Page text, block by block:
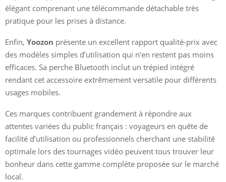
élégant comprenant une télécommande détachable très
pratique pour les prises à distance.
Enfin, Yoozon présente un excellent rapport qualité-prix avec
des modèles simples d’utilisation qui n’en restent pas moins
efficaces. Sa perche Bluetooth inclut un trépied intégré
rendant cet accessoire extrêmement versatile pour différents
usages mobiles.
Ces marques contribuent grandement à répondre aux
attentes variées du public français : voyageurs en quête de
facilité d’utilisation ou professionnels cherchant une stabilité
optimale lors des tournages vidéo peuvent tous trouver leur
bonheur dans cette gamme complète proposée sur le marché
local.